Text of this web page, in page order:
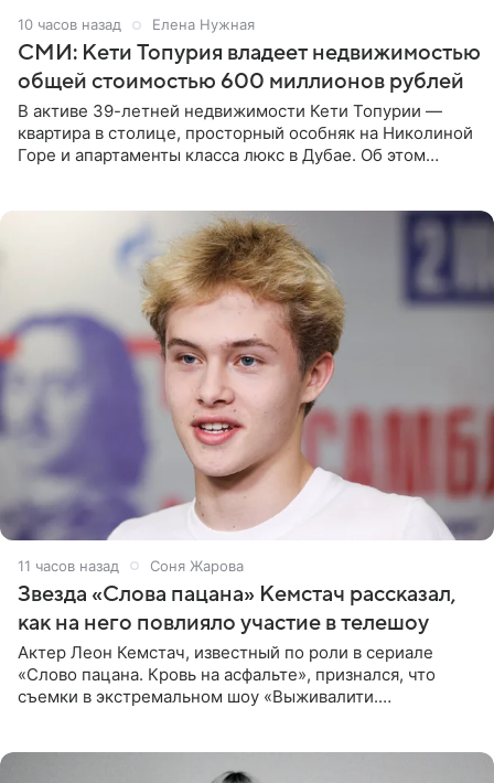
10 часов назад Елена Нужная
СМИ: Кети Топурия владеет недвижимостью
общей стоимостью 600 миллионов рублей
В активе 39-летней недвижимости Кети Топурии —
квартира в столице, просторный особняк на Николиной
Горе и апартаменты класса люкс в Дубае. Об этом
11 часов назад Соня Жарова
Звезда «Слова пацана» Кемстач рассказал,
как на него повлияло участие в телешоу
Актер Леон Кемстач, известный по роли в сериале
«Слово пацана. Кровь на асфальте», признался, что
съемки в экстремальном шоу «Выживалити.